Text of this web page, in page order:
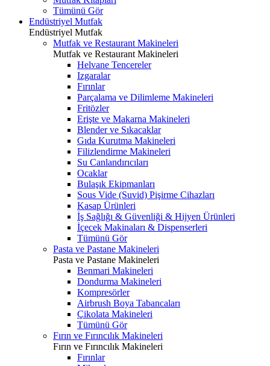
Tümünü Gör
Endüstriyel Mutfak
Endüstriyel Mutfak
Mutfak ve Restaurant Makineleri
Mutfak ve Restaurant Makineleri
Helvane Tencereler
Izgaralar
Fırınlar
Parçalama ve Dilimleme Makineleri
Fritözler
Erişte ve Makarna Makineleri
Blender ve Sıkacaklar
Gıda Kurutma Makineleri
Filizlendirme Makineleri
Su Canlandırıcıları
Ocaklar
Bulaşık Ekipmanları
Sous Vide (Suvid) Pişirme Cihazları
Kasap Ürünleri
İş Sağlığı & Güvenliği & Hijyen Ürünleri
İçecek Makinaları & Dispenserleri
Tümünü Gör
Pasta ve Pastane Makineleri
Pasta ve Pastane Makineleri
Benmari Makineleri
Dondurma Makineleri
Kompresörler
Airbrush Boya Tabancaları
Çikolata Makineleri
Tümünü Gör
Fırın ve Fırıncılık Makineleri
Fırın ve Fırıncılık Makineleri
Fırınlar